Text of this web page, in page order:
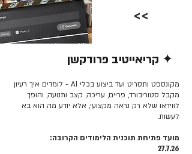
>>
✦ קריאייטיב פרודקשן
מקונספט ותסריט ועד ביצוע בכלי AI - לומדים איך רעיון
מקבל סטוריבורד, פריים, עריכה, קצב ותנועה, והופך
לווידאו שלא רק נראה מקצועי, אלא יודע מה הוא בא
לעשות.
מועד פתיחת תוכנית הלימודים הקרובה:
27.7.26